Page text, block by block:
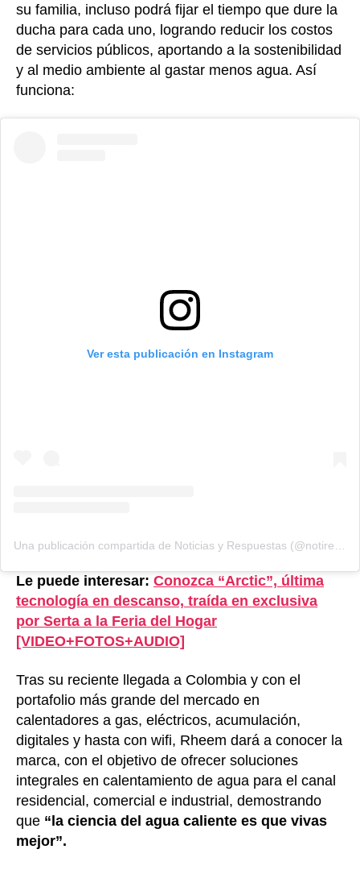
su familia, incluso podrá fijar el tiempo que dure la
ducha para cada uno, logrando reducir los costos
de servicios públicos, aportando a la sostenibilidad
y al medio ambiente al gastar menos agua. Así
funciona:
Ver esta publicación en Instagram
Una publicación compartida de Noticias y Respuestas (@notirespuestas)
Le puede interesar: Conozca “Arctic”, última
tecnología en descanso, traída en exclusiva
por Serta a la Feria del Hogar
[VIDEO+FOTOS+AUDIO]
Tras su reciente llegada a Colombia y con el
portafolio más grande del mercado en
calentadores a gas, eléctricos, acumulación,
digitales y hasta con wifi, Rheem dará a conocer la
marca, con el objetivo de ofrecer soluciones
integrales en calentamiento de agua para el canal
residencial, comercial e industrial, demostrando
que “la ciencia del agua caliente es que vivas
mejor”.